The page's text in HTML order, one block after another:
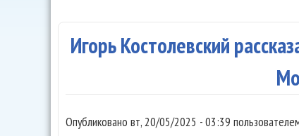
Игорь Костолевский
Опубликовано вт, 20/05/2025 - 03:39